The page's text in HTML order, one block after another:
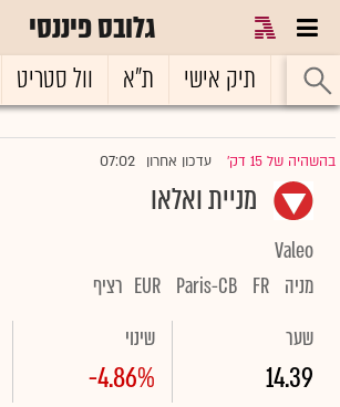
גלובס פיננסי
ראשי תיק אישי ת"א וול סטריט
בהשהיה של 15 דק' |עדכון אחרון 07:02
מניית ואלאו
Valeo
מניה FR
Paris-CB
EUR רציף
שער
14.39
שינוי
-4.86%